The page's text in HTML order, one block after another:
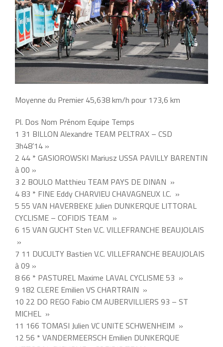
Moyenne du Premier 45,638 km/h pour 173,6 km
Pl. Dos Nom Prénom Equipe Temps
1 31 BILLON Alexandre TEAM PELTRAX – CSD
3h48’14 »
2 44 * GASIOROWSKI Mariusz USSA PAVILLY BARENTIN
à 00 »
3 2 BOULO Matthieu TEAM PAYS DE DINAN »
4 83 * FINE Eddy CHARVIEU CHAVAGNEUX I.C. »
5 55 VAN HAVERBEKE Julien DUNKERQUE LITTORAL
CYCLISME – COFIDIS TEAM »
6 15 VAN GUCHT Sten V.C. VILLEFRANCHE BEAUJOLAIS
»
7 11 DUCULTY Bastien V.C. VILLEFRANCHE BEAUJOLAIS
à 09 »
8 66 * PASTUREL Maxime LAVAL CYCLISME 53 »
9 182 CLERE Emilien VS CHARTRAIN »
10 22 DO REGO Fabio CM AUBERVILLIERS 93 – ST
MICHEL »
11 166 TOMASI Julien VC UNITE SCHWENHEIM »
12 56 * VANDERMEERSCH Emilien DUNKERQUE